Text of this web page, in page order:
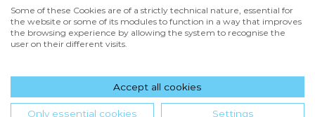
Deseo recibir comunicaciones comerciales de grupo SM
Enviar
Hola! ¿en qué podemos ayudarte?
Some of these Cookies are of a strictly technical nature, essential for
the website or some of its modules to function in a way that improves
the browsing experience by allowing the system to recognise the
user on their different visits.
Accept all cookies
Only essential cookies Settings